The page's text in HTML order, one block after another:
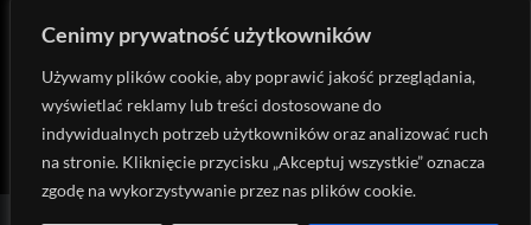
Cenimy prywatność użytkowników
Używamy plików cookie, aby poprawić jakość przeglądania,
wyświetlać reklamy lub treści dostosowane do
indywidualnych potrzeb użytkowników oraz analizować ruch
na stronie. Kliknięcie przycisku „Akceptuj wszystkie” oznacza
zgodę na wykorzystywanie przez nas plików cookie.
Recenzja: Cosmic Putrefaction – Emerald
W: Recenzje
27 stycznia 2026